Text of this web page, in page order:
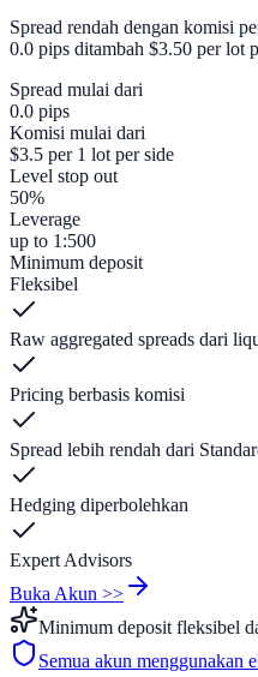
Spread rendah dengan komisi
0.0 pips ditambah $3.50 per lot
Spread mulai dari
0.0 pips
Komisi mulai dari
$3.5 per 1 lot per side
Level stop out
50%
Leverage
up to 1:500
Minimum deposit
Fleksibel
Raw aggregated spreads dari
Pricing berbasis komisi
Spread lebih rendah dari
Hedging diperbolehkan
Expert Advisors
Buka Akun >>
Minimum deposit fleksibel
Semua akun menggunakan